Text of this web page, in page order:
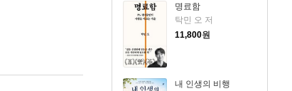
명료함
탁민 오 저
11,800원
내 인생의 비행